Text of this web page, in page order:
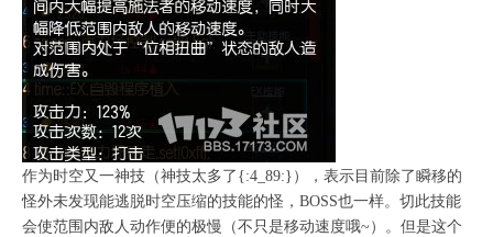
作为时空又一神技（神技太多了{:4_89:}），表示目前除了瞬移的
怪外未发现能逃脱时空压缩的技能的怪，BOSS也一样。切此技能
会使范围内敌人动作便的极慢（不只是移动速度哦~）。但是这个